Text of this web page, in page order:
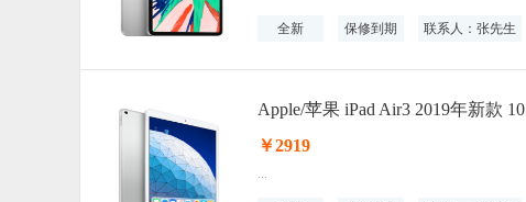
全新 保修到期 联系人：张先生
Apple/苹果 iPad Air3 2019年新款
￥2919
...